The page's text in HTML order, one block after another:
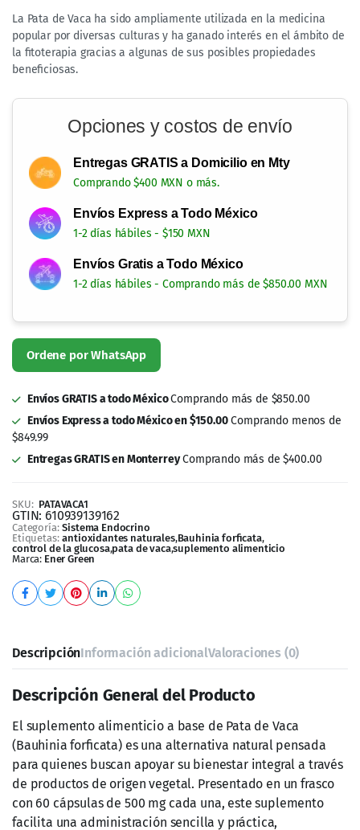
(proteínas, grasas o carbohidratos), ya que se trata de una
hierba encapsulada. Su valor radica más en los
fitocomponentes presentes en la planta (como
flavonoides, alcaloides y otros compuestos bioactivos)
que contribuyen a las propiedades asociadas con la Pata
Propiedades y Beneficios Potenciales de la
Pata de Vaca (Bauhinia forficata)
La Pata de Vaca ha sido ampliamente utilizada en la
medicina popular por diversas culturas y ha ganado
sus posibles propiedades beneficiosas. Entre las más
destacadas se encuentran:
Apoyo al mantenimiento de la glucosa en sangre:
Diversos estudios y el uso tradicional señalan que la
Bauhinia forficata puede contribuir a regular los
niveles de azúcar en sangre. Esto se asocia con la
presencia de compuestos bioactivos que actúan
como coadyuvantes en la optimización del
metabolismo de la glucosa. Aunque no sustituye un
tratamiento médico ni dieta balanceada, puede ser
Como muchas otras plantas medicinales, la Pata de
Vaca contiene flavonoides y otros fitoquímicos con
propiedades antioxidantes. Estos compuestos
minimizando el daño oxidativo a nivel celular. Un
organismo con mejor balance antioxidante suele
Soporte al metabolismo general:
Más allá del control glucémico, la Pata de Vaca
podría influir positivamente en otros aspectos
metabólicos. Esto puede traducirse en una sensación
de mayor equilibrio interno, especialmente cuando
se combina con una alimentación equilibrada,
ejercicio regular y otros buenos hábitos.
Uso tradicional y bienestar integral:
Históricamente, las hojas de Bauhinia forficata se han
empleado en decocciones y tisanas para favorecer la